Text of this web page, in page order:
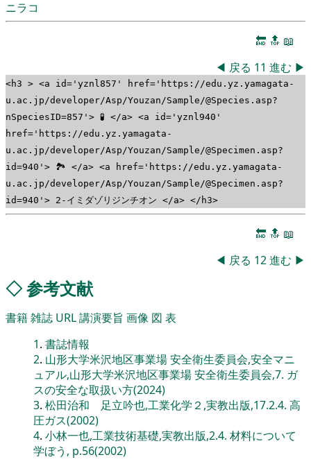
ニラコ
🔚 🔝 📖
◀ 戻る 11 進む ▶
<h3 > <a id='yznl857' href='https://edu.yz.yamagata-
u.ac.jp/developer/Asp/Youzan/Sample/@Species.asp?
nSpeciesID=857'> 🧪 </a> <a id='yznl940'
href='https://edu.yz.yamagata-
u.ac.jp/developer/Asp/Youzan/Sample/@Specimen.asp?
id=940'> 🏞 </a> <a href='https://edu.yz.yamagata-
u.ac.jp/developer/Asp/Youzan/Sample/@Specimen.asp?
id=940'> 2-イミダゾリジンチオン </a> </h3>
🔚 🔝 📖
◀ 戻る 12進む ▶
◇参考文献
書籍雑誌 URL講演要旨 画像 図 表
1. 書誌情報
2. 山形大学米沢地区事業場 安全衛生委員会,安全マニ
ュアル,山形大学米沢地区事業場 安全衛生委員会,7. ガ
スの安全な取扱い方(2024)
3. 松田治和 足立吟也,工業化学２,実教出版,17.2.4. 高
圧ガス(2002)
4. 小林一也,工業技術基礎,実教出版,2.4. 材料について
学ぼう, p.56(2002)